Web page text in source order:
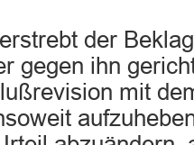
der
gegen ihn
mit